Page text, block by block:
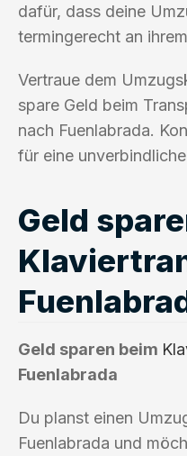
dafür, dass deine
termingerecht an
Vertraue dem
spare Geld beim
nach Fuenlabrada.
für eine
Geld
Geld sparen beim
Fuenlabrada
Du planst einen
Fuenlabrada und